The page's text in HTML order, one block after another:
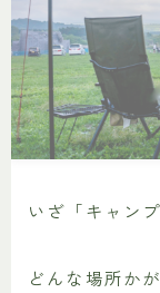
いざ「キャン
どんな場所か